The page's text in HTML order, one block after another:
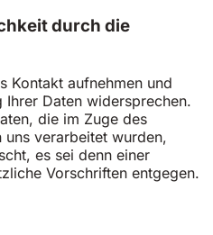
durch die
Kontakt aufnehmen und
Daten widersprechen.
die im Zuge des
verarbeitet wurden,
es sei denn einer
Vorschriften entgegen.